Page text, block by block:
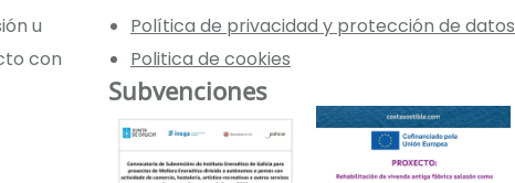
u
con
Política de privacidad y protección de datos
Politica de cookies
Subvenciones